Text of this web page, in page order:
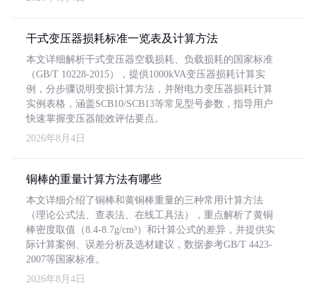
干式变压器损耗标准一览表及计算方法
本文详细解析干式变压器空载损耗、负载损耗的国家标准
（GB/T 10228-2015），提供1000kVA变压器损耗计算实
例，分步骤说明变损计算方法，并附电力变压器损耗计算
实例表格，涵盖SCB10/SCB13等常见型号参数，指导用户
快速掌握变压器能效评估要点。
2026年8月4日
铜棒的重量计算方法有哪些
本文详细介绍了铜棒和黄铜棒重量的三种常用计算方法
（理论公式法、查表法、在线工具法），重点解析了黄铜
棒密度取值（8.4-8.7g/cm³）和计算公式的差异，并提供实
际计算案例、误差分析及选材建议，数据参考GB/T 4423-
2007等国家标准。
2026年8月4日